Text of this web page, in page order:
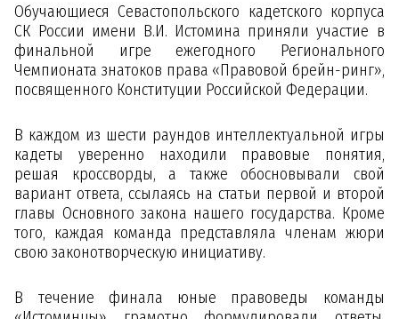
Обучающиеся Севастопольского кадетского корпуса
СК России имени В.И. Истомина приняли участие в
финальной игре ежегодного Регионального
Чемпионата знатоков права «Правовой брейн-ринг»,
посвященного Конституции Российской Федерации.
В каждом из шести раундов интеллектуальной игры
кадеты уверенно находили правовые понятия,
решая кроссворды, а также обосновывали свой
вариант ответа, ссылаясь на статьи первой и второй
главы Основного закона нашего государства. Кроме
того, каждая команда представляла членам жюри
свою законотворческую инициативу.
В течение финала юные правоведы команды